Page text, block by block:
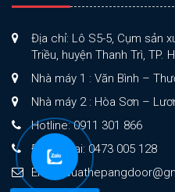
Địa chỉ: Lô S5-5, Cụm sản
Triều, huyện Thanh Trì, TP.
Nhà máy 1 : Văn Bình –
Nhà máy 2 : Hòa Sơn –
Hotline: 0911 301 866
Điện thoại: 0473 005 128
Email: